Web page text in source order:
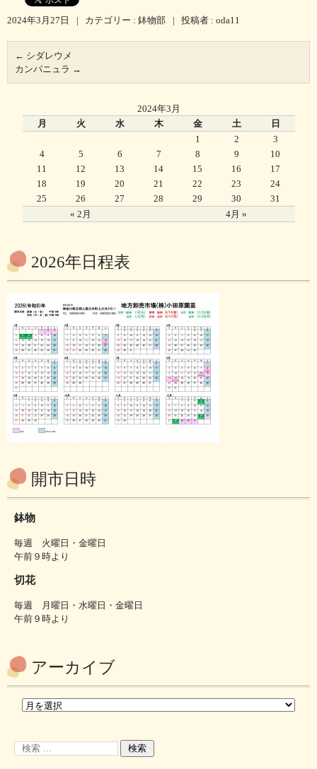
2024年3月27日 | カテゴリー : 鉢物部 | 投稿者 : oda11
← シダレウメ
カンパニュラ →
2024年3月
月
火 水 木 金 土 日
« 2月 4月 »
1 2
3
4
5 6 7 8 9
10
11
12 13 14 15 16
17
18
19 20 21 22 23
24
25
26 27 28 29 30 31
2026年日程表
開市日時
鉢物
毎週 火曜日・金曜日
午前９時より
切花
毎週 月曜日・水曜日・金曜日
午前９時より
アーカイブ